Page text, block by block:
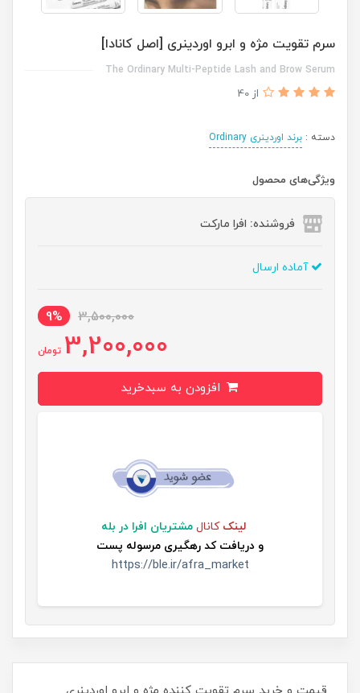
سرم تقویت مژه و ابرو اوردینری [اصل کانادا]
The Ordinary Multi-Peptide Lash and Brow Serum
از 40
دسته : برند اوردینری Ordinary
ویژگی‌های محصول
فروشنده: افرا مارکت
آماده ارسال
3,500,000
9%
3,200,000 تومان
لینک کانال مشتریان افرا در بله
و دریافت کد رهگیری مرسوله پست
https://ble.ir/afra_market